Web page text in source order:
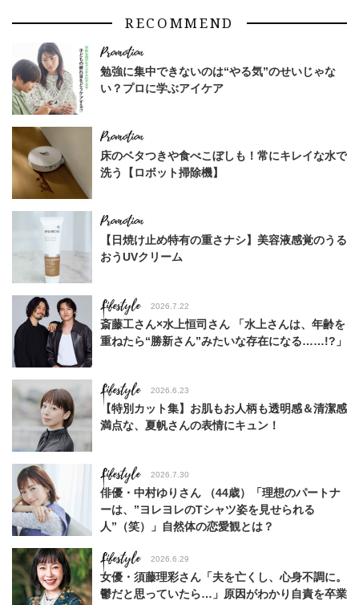
RECOMMEND
勉強に集中できないのは“やる気”のせいじゃな
い？プロに学ぶアイケア
床のベタつきや食べこぼしも！常にキレイな水で
洗う【ロボット掃除機】
【日焼け止め特有の重さナシ】美容液感覚のうる
おうUVクリーム
Lifestyle 2026.7.22
斎藤工さん×水上恒司さん 「水上さんは、年齢を
重ねたら“勝新さん”みたいな存在になる……!?」
Lifestyle 2026.6.23
【特別カット集】お肌もお人柄も透明感＆清潔感
満点な、夏帆さんの表情にキュン！
Lifestyle 2026.7.30
俳優・中村ゆりさん （44歳）「理想のパートナ
ーは、”ヨレヨレのTシャツ姿を見せられる
人”（笑）」自然体の恋愛観とは？
Lifestyle 2026.6.29
女優・須藤理彩さん「夫を亡くし、心身不調に。
鬱だと思っていたら…」原因がわかり自責を卒業